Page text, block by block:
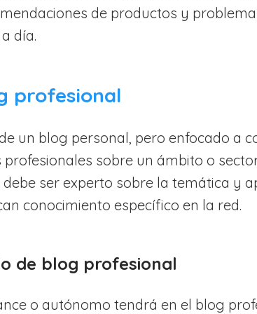
de productos y
día.
profesional
un blog personal, pero enfocado a
profesionales sobre un ámbito o
ser experto sobre la temática y
conocimiento específico en la red.
de blog profesional
o autónomo tendrá en el blog